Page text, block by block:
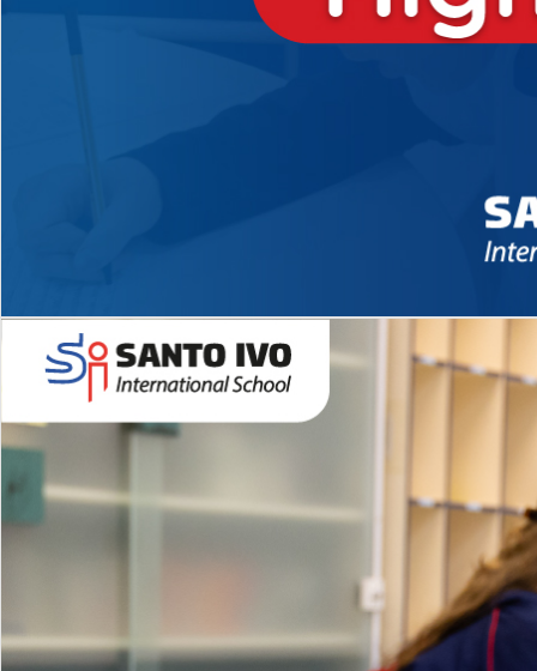
Novidades 2026 High School
EDUCAÇÃO INFANTIL
Inglês todos os dias